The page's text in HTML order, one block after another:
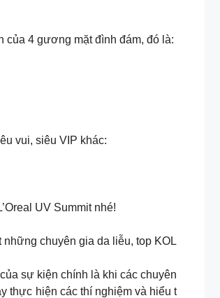
của 4 gương mặt đình đám, đó là:
vui, siêu VIP khác:
UV Summit nhé!
chuyên gia da liễu, top KOL
sự kiện chính là khi các chuyên
thực hiện các thí nghiệm và hiểu t